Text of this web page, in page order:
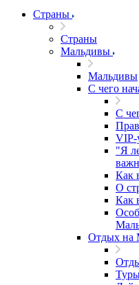
Страны
Страны
Мальдивы
Мальдивы
С чего
С
VIP-
"Я
Как
О
Как
Отдых на